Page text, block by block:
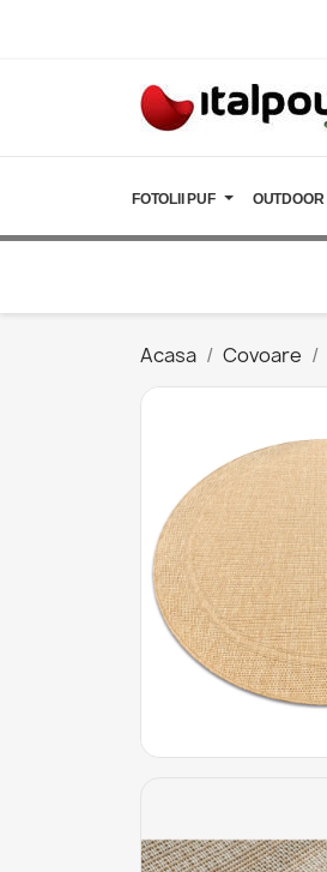
FOTOLII PUF OUTDOOR
Acasa Covoare